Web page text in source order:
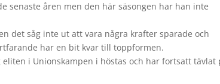
senaste åren men den här säsongen har han inte
det såg inte ut att vara några krafter sparade och
har en bit kvar till toppformen.
i Unionskampen i höstas och har fortsatt tävlat